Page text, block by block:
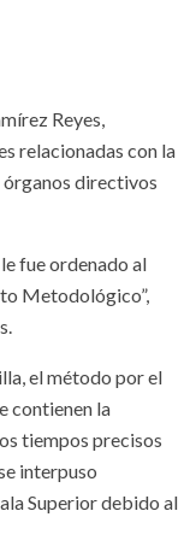
Reyes,
relacionadas con la
órganos directivos
fue ordenado al
Metodológico”,
el método por el
contienen la
tiempos precisos
interpuso
Superior debido al